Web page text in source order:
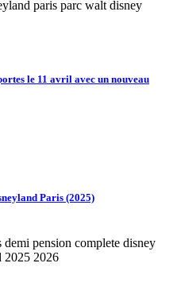
le 11 avril avec un nouveau
Paris (2025)